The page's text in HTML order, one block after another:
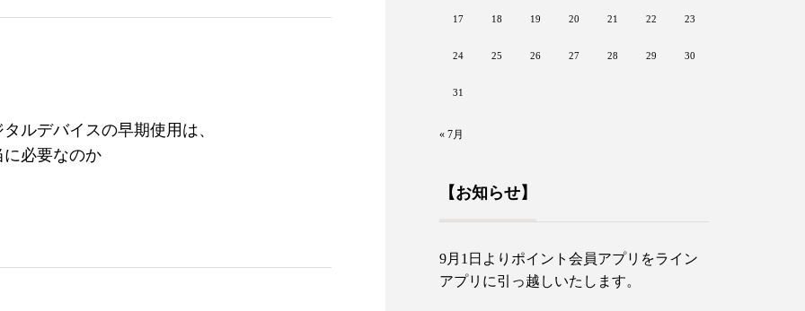
ルデバイスの早期使用は、
に必要なのか
17 18 19 20 21 22 23
24 25 26 27 28 29 30
31
« 7月
【お知らせ】
9月1日よりポイント会員アプリをライン
アプリに引っ越しいたします。